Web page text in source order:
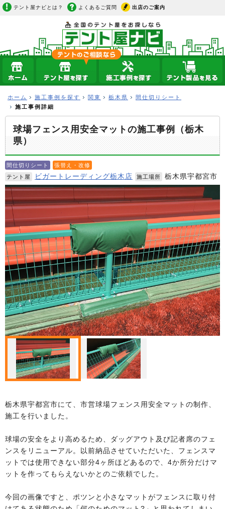
テント屋ナビとは？ よくあるご質問 出店のご案内
ホーム 施工事例を探す 関東 栃木県
間仕切りシート
施工事例詳細
球場フェンス用安全マットの施工事例（栃木
県）
間仕切りシート
張替え・改修
テント屋
ビガートレーディング栃木店 施工場所 栃木県宇都宮市
栃木県宇都宮市にて、市営球場フェンス用安全マットの制作、
施工を行いました。
球場の安全をより高めるため、ダッグアウト及び記者席のフェ
ンスをリニューアル。以前納品させていただいた、フェンスマ
ットでは使用できない部分4ヶ所ほどあるので、4か所分だけマ
ットを作ってもらえないかとのご依頼でした。
今回の画像ですと、ポツンと小さなマットがフェンスに取り付